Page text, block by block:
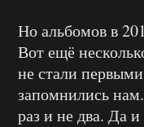
Но альбомов в
Вот ещё
не стали
запомнились
раз и не два. Да